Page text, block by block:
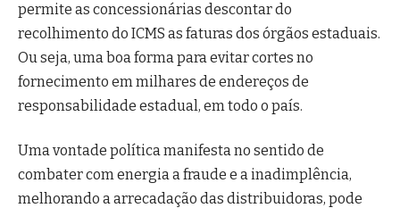
permite as concessionárias descontar do
recolhimento do ICMS as faturas dos órgãos estaduais.
Ou seja, uma boa forma para evitar cortes no
fornecimento em milhares de endereços de
responsabilidade estadual, em todo o país.
Uma vontade política manifesta no sentido de
combater com energia a fraude e a inadimplência,
melhorando a arrecadação das distribuidoras, pode